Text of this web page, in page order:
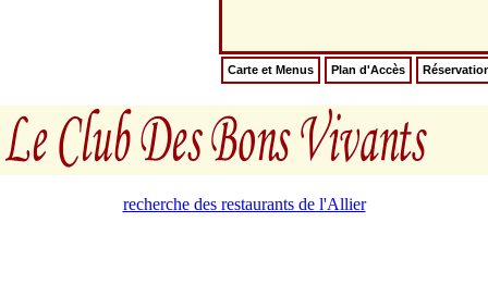
Carte et Menus Plan d'Accès
recherche des restaurants de l'Allier